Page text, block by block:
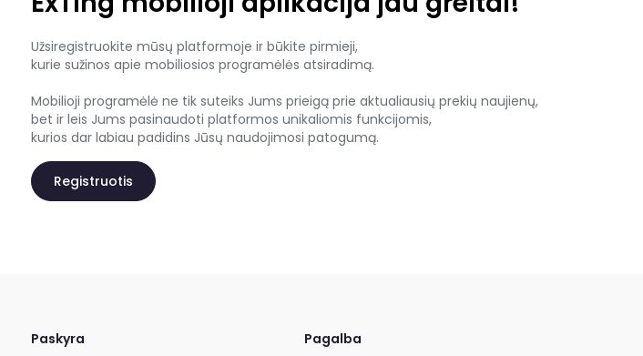
Užsiregistruokite mūsų platformoje ir būkite pirmieji,
kurie sužinos apie mobiliosios programėlės atsiradimą.
Mobilioji programėlė ne tik suteiks Jums prieigą prie aktualiausių prekių naujienų,
bet ir leis Jums pasinaudoti platformos unikaliomis funkcijomis,
kurios dar labiau padidins Jūsų naudojimosi patogumą.
Registruotis
Paskyra Pagalba